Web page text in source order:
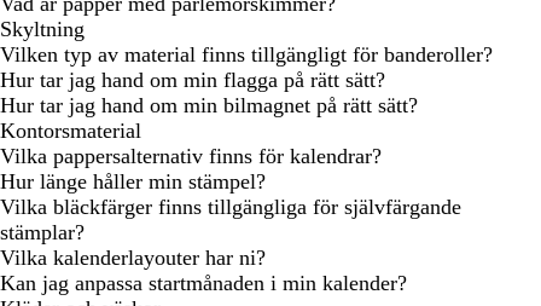
Skyltning
Vilken typ av material finns tillgängligt för banderoller?
Hur tar jag hand om min flagga på rätt sätt?
Hur tar jag hand om min bilmagnet på rätt sätt?
Kontorsmaterial
Vilka pappersalternativ finns för kalendrar?
Hur länge håller min stämpel?
Vilka bläckfärger finns tillgängliga för självfärgande
stämplar?
Vilka kalenderlayouter har ni?
Kan jag anpassa startmånaden i min kalender?